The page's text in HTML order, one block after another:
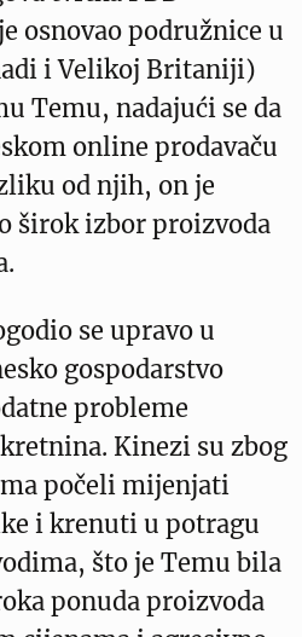
osnovao podružnice u
i Velikoj Britaniji)
Temu, nadajući se da
online prodavaču
od njih, on je
širok izbor proizvoda
se upravo u
gospodarstvo
probleme
Kinezi su zbog
počeli mijenjati
i krenuti u potragu
što je Temu bila
ponuda proizvoda